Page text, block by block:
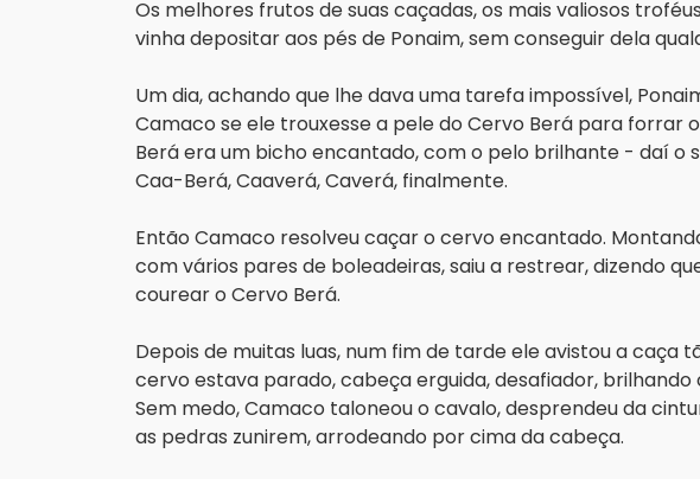
Os melhores frutos de suas caçadas, os mais valiosos
vinha depositar aos pés de Ponaim, sem conseguir dela
Um dia, achando que lhe dava uma tarefa impossível,
Camaco se ele trouxesse a pele do Cervo Berá para forrar
Berá era um bicho encantado, com o pelo brilhante - daí o
Caa-Berá, Caaverá, Caverá, finalmente.
Então Camaco resolveu caçar o cervo encantado.
com vários pares de boleadeiras, saiu a restrear, dizendo
courear o Cervo Berá.
Depois de muitas luas, num fim de tarde ele avistou a caça
cervo estava parado, cabeça erguida, desafiador,
Sem medo, Camaco taloneou o cavalo, desprendeu da
as pedras zunirem, arrodeando por cima da cabeça.